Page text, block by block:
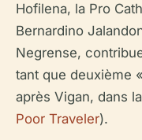
Hofilena, la Pro
Bernardino
Negrense,
tant que deuxième
après Vigan, dans
Poor Traveler).